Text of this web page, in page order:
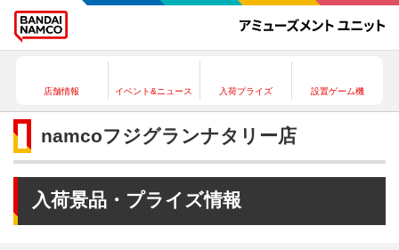
店舗情報 イベント&ニュース 入荷プライズ 設置ゲーム機
namcoフジグランナタリー店
入荷景品・プライズ情報